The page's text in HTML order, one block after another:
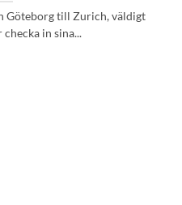
Göteborg till Zurich, väldigt
in sina...